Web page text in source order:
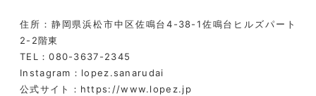
住所：静岡県浜松市中区佐鳴台4-38-1佐鳴台ヒルズパート
2-2階東
TEL：080-3637-2345
Instagram：lopez.sanarudai
公式サイト：https://www.lopez.jp